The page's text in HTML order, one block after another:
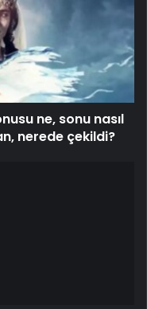
ne, sonu nasıl
nerede çekildi?